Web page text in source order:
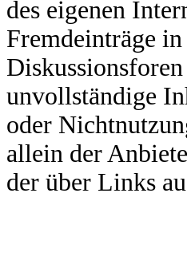
des eigenen
Fremdeinträge
unvollständige
oder
allein der
der über Links